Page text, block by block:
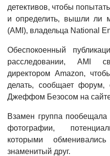
детективов, чтобы
и определить, вышли ли
(AMI), владельца National
Обеспокоенный
расследовании, AMI
директором Amazon,
делать, сообщает форум,
Джеффом Безосом на
Взамен группа
фотографии,
которыми
знаменитый друг.